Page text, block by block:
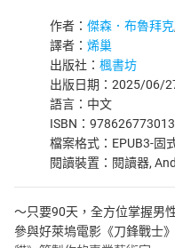
作者： 傑森．布魯拜克
譯者： 烯巢
出版社： 楓書坊
出版日期：2025/06/
語言：中文
ISBN：
檔案格式：EPUB3-固
閱讀裝置：閱讀器,
～只要90天，全方位掌握男
參與好萊塢電影《刀鋒戰士